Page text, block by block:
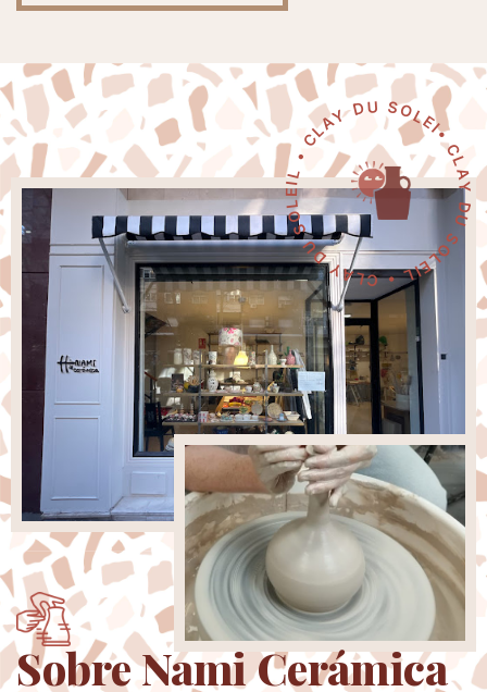
• CLAY DU SOLEIL • CLAY DU SOLEIL • CLAY DU SOLEIL • CLAY DU SOLEIL • CLAY DU SOLEIL •
Sobre Nami Cerámica